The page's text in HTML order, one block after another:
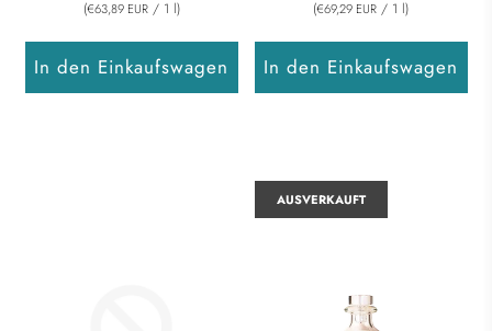
(€63,89 EUR / 1 l)
In den Einkaufswagen
(€69,29 EUR / 1 l)
In den Einkaufswagen
AUSVERKAUFT